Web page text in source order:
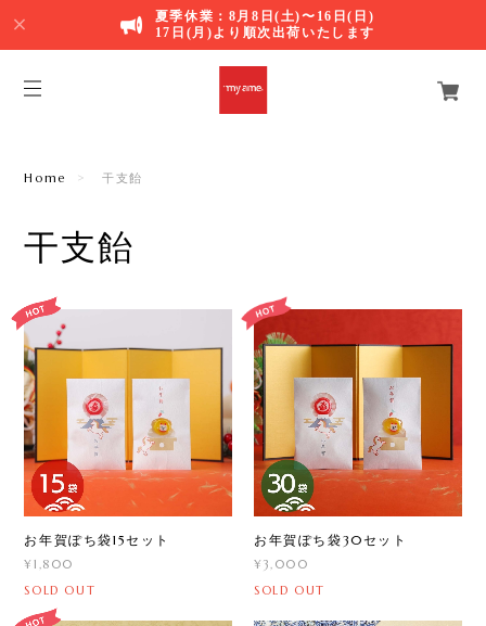
夏季休業：8月8日(土)〜16日(日)
17日(月)より順次出荷いたします
Home 干支飴
干支飴
お年賀ぽち袋15セット
¥1,800
SOLD OUT
お年賀ぽち袋30セット
¥3,000
SOLD OUT